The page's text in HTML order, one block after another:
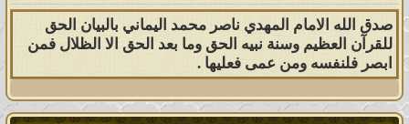
صدق الله الامام المهدي ناصر محمد اليماني بالبيان الحق
للقرآن العظيم وسنة نبيه الحق وما بعد الحق الا الظلال فمن
ابصر فلنفسه ومن عمى فعليها .